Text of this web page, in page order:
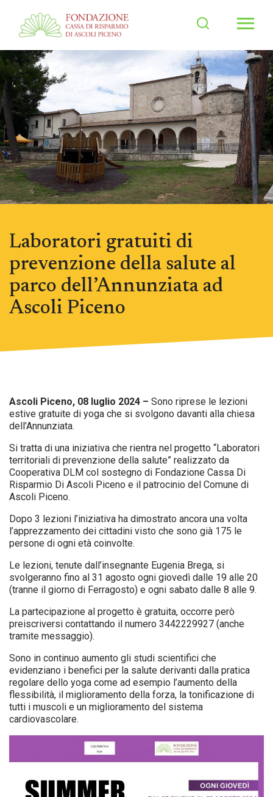
Laboratori gratuiti di
prevenzione della salute al
parco dell’Annunziata ad
Ascoli Piceno
Ascoli Piceno, 08 luglio 2024 – Sono riprese le lezioni
estive gratuite di yoga che si svolgono davanti alla chiesa
dell’Annunziata.
Si tratta di una iniziativa che rientra nel progetto “Laboratori
territoriali di prevenzione della salute” realizzato da
Cooperativa DLM col sostegno di Fondazione Cassa Di
Risparmio Di Ascoli Piceno e il patrocinio del Comune di
Ascoli Piceno.
Dopo 3 lezioni l’iniziativa ha dimostrato ancora una volta
l’apprezzamento dei cittadini visto che sono già 175 le
persone di ogni età coinvolte.
Le lezioni, tenute dall’insegnante Eugenia Brega, si
svolgeranno fino al 31 agosto ogni giovedì dalle 19 alle 20
(tranne il giorno di Ferragosto) e ogni sabato dalle 8 alle 9.
La partecipazione al progetto è gratuita, occorre però
preiscriversi contattando il numero 3442229927 (anche
tramite messaggio).
Sono in continuo aumento gli studi scientifici che
evidenziano i benefici per la salute derivanti dalla pratica
regolare dello yoga come ad esempio l’aumento della
flessibilità, il miglioramento della forza, la tonificazione di
tutti i muscoli e un miglioramento del sistema
cardiovascolare.